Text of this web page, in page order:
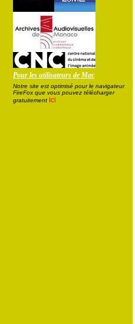
Pour les utilisateurs de Mac
Notre site est optimisé pour le navigateur
FireFox que vous pouvez télécharger
gratuitement ici